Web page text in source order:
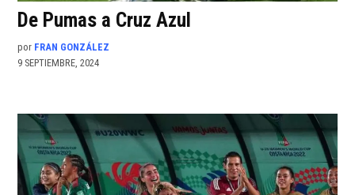
De Pumas a Cruz Azul
por FRAN GONZÁLEZ
9 SEPTIEMBRE, 2024